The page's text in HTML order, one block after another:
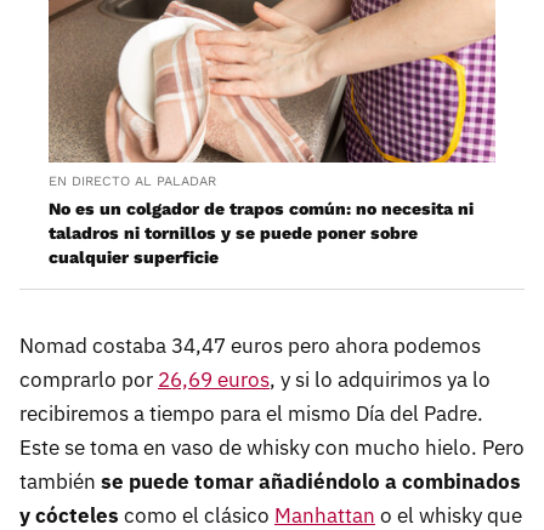
EN DIRECTO AL PALADAR
No es un colgador de trapos común: no necesita ni
taladros ni tornillos y se puede poner sobre
cualquier superficie
Nomad costaba 34,47 euros pero ahora podemos
comprarlo por 26,69 euros, y si lo adquirimos ya lo
recibiremos a tiempo para el mismo Día del Padre.
Este se toma en vaso de whisky con mucho hielo. Pero
también se puede tomar añadiéndolo a combinados
y cócteles como el clásico Manhattan o el whisky que